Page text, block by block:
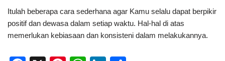
Itulah beberapa cara sederhana agar Kamu selalu dapat berpikir
positif dan dewasa dalam setiap waktu. Hal-hal di atas
memerlukan kebiasaan dan konsisteni dalam melakukannya.